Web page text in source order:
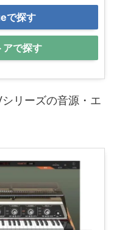
で探す
で探す
シリーズの音源・エ